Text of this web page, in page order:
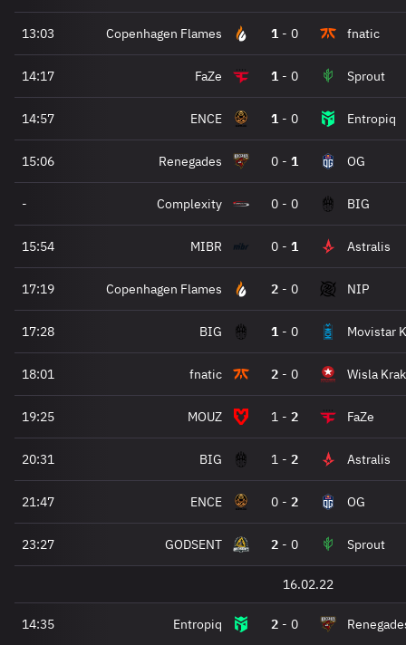
13:03 Copenhagen Flames 1 - 0 fnatic
14:17 FaZe 1 - 0 Sprout
14:57 ENCE 1 - 0 Entropiq
15:06 Renegades 0 - 1 OG
- Complexity 0 - 0 BIG
15:54 MIBR 0 - 1 Astralis
17:19 Copenhagen Flames 2 - 0 NIP
17:28 BIG 1 - 0 Movistar
18:01 fnatic 2 - 0 Wisla
19:25 MOUZ 1 - 2 FaZe
20:31 BIG 1 - 2 Astralis
21:47 ENCE 0 - 2 OG
23:27 GODSENT 2 - 0 Sprout
16.02.22
14:35 Entropiq 2 - 0